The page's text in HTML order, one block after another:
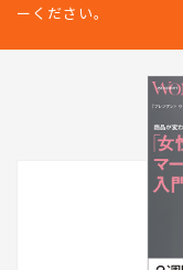
ーください。